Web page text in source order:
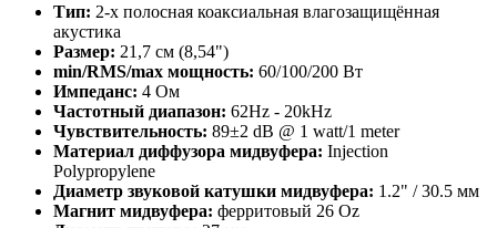
Тип: 2-х полосная коаксиальная влагозащищённая
акустика
Размер: 21,7 см (8,54")
min/RMS/max мощность: 60/100/200 Вт
Импеданс: 4 Ом
Частотный диапазон: 62Hz - 20kHz
Чувствительность: 89±2 dB @ 1 watt/1 meter
Материал диффузора мидвуфера: Injection
Polypropylene
Диаметр звуковой катушки мидвуфера: 1.2" / 30.5 мм
Магнит мидвуфера: ферритовый 26 Oz